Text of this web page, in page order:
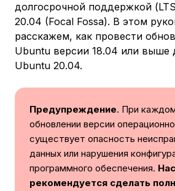
долгосрочной поддержкой
20.04 (Focal Fossa). В этом
расскажем, как провести
Ubuntu версии 18.04 или выше
Ubuntu 20.04.
Предупреждение. При
обновлении версии
существует опасность
данных или нарушения
программного обеспечения.
рекомендуется сделать